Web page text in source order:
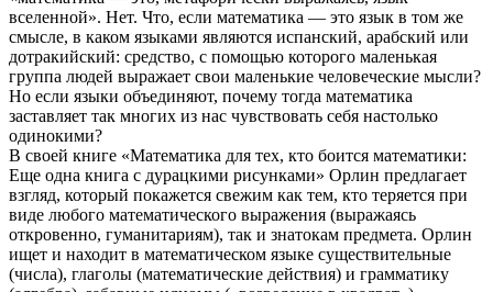
вселенной». Нет. Что, если математика — это язык в том же
смысле, в каком языками являются испанский, арабский или
дотракийский: средство, с помощью которого маленькая
группа людей выражает свои маленькие человеческие мысли?
Но если языки объединяют, почему тогда математика
заставляет так многих из нас чувствовать себя настолько
одинокими?
В своей книге «Математика для тех, кто боится математики:
Еще одна книга с дурацкими рисунками» Орлин предлагает
взгляд, который покажется свежим как тем, кто теряется при
виде любого математического выражения (выражаясь
откровенно, гуманитариям), так и знатокам предмета. Орлин
ищет и находит в математическом языке существительные
(числа), глаголы (математические действия) и грамматику